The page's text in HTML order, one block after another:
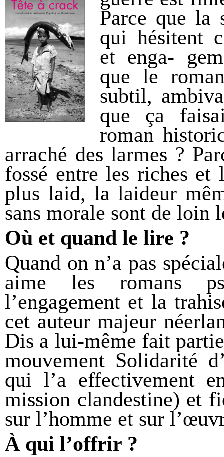
Parce que la
qui hésitent
et enga-
que le
subtil,
que ça
roman
arraché des larmes ?
fossé entre les riches et
plus laid, la laideur
sans morale sont de loin
Où et quand le lire ?
Quand on n’a pas
aime les romans
l’engagement et la
cet auteur majeur
Dis a lui-même fait
mouvement Solidarité
qui l’a effectivement
mission clandestine) et
sur l’homme et sur
À qui l’offrir ?